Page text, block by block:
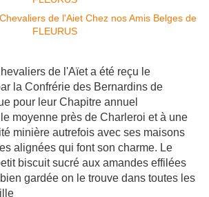
de l'Aïet a été reçu le
la Confrérie des Bernardins de
pour leur Chapitre annuel
moyenne près de Charleroi et à une
minière autrefois avec ses maisons
alignées qui font son charme. Le
biscuit sucré aux amandes effilées
gardée on le trouve dans toutes les